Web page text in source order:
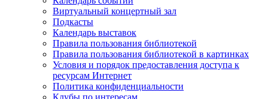
Виртуальный концертный зал
Подкасты
Календарь выставок
Правила пользования библиотекой
Правила пользования библиотекой в картинках
Условия и порядок предоставления доступа к
ресурсам Интернет
Политика конфиденциальности
Клубы по интересам